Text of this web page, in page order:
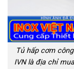
Tủ hấp cơm
IVN là địa chỉ